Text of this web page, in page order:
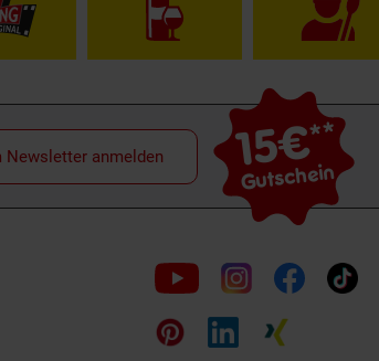
15€**
Gutschein
Newsletter anmelden
Folge
uns
auf